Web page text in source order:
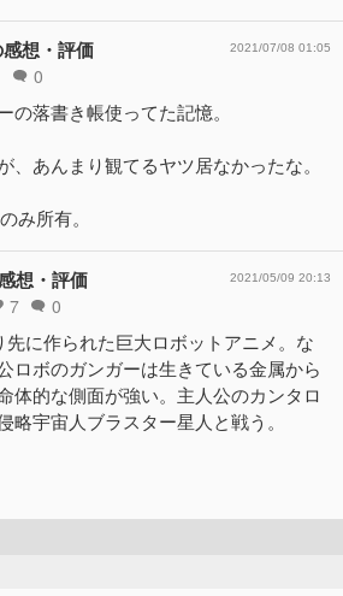
想・評価
0
2021/07/08 01:05
の落書き帳使ってた記憶。
、あんまり観てるヤツ居なかったな。
み所有。
想・評価
7 0
2021/05/09 20:13
先に作られた巨大ロボットアニメ。な
ロボのガンガーは生きている金属から
体的な側面が強い。主人公のカンタロ
略宇宙人ブラスター星人と戦う。